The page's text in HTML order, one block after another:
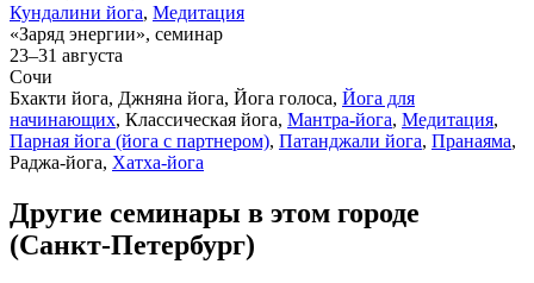
Кундалини йога, Медитация
«Заряд энергии», семинар
23–31 августа
Сочи
Бхакти йога, Джняна йога, Йога голоса, Йога для
начинающих, Классическая йога, Мантра-йога, Медитация,
Парная йога (йога с партнером), Патанджали йога, Пранаяма,
Раджа-йога, Хатха-йога
Другие семинары в этом городе
(Санкт-Петербург)